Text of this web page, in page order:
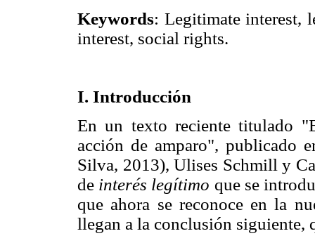
Keywords: Legitimate interest,
interest, social rights.
I. Introducción
En un texto reciente titulado
acción de amparo", publicado
Silva, 2013), Ulises Schmill y
de interés legítimo que se
que ahora se reconoce en la
llegan a la conclusión siguiente,